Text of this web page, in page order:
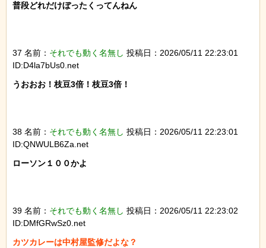
普段どれだけぼったくってんねん
37 名前： それでも動く名無し 投稿日：2026/05/11 22:23:01
ID:D4la7bUs0.net
うおおお！枝豆3倍！枝豆3倍！
38 名前： それでも動く名無し 投稿日：2026/05/11 22:23:01
ID:QNWULB6Za.net
ローソン１００かよ
39 名前： それでも動く名無し 投稿日：2026/05/11 22:23:02
ID:DMfGRwSz0.net
カツカレーは中村屋監修だよな？